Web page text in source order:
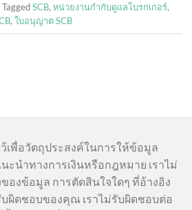
TaggedSCB, หน่วยงานกำกับดูแลโบรกเกอร์,
, ใบอนุญาต SCB
เพื่อวัตถุประสงค์ในการให้ข้อมูล
ะนำทางการเงินหรือกฎหมาย เราไม่
องข้อมูล การตัดสินใจใดๆ ที่อ้างอิง
ผิดชอบของคุณ เราไม่รับผิดชอบต่อ